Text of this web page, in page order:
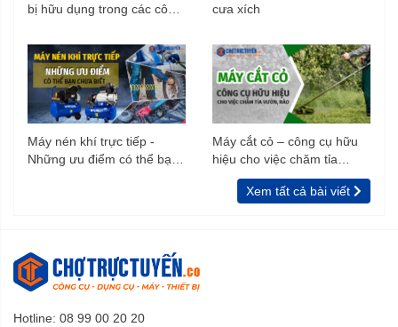
bị hữu dụng trong các công
cưa xích
Máy nén khí trực tiếp -
Những ưu điểm có thể bạn
Máy cắt cỏ – công cụ hữu
hiệu cho việc chăm tỉa
vườn, rào
Xem tất cả bài viết
Hotline: 08 99 00 20 20